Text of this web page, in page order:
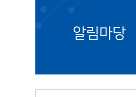
Department
Managed By
알림마당